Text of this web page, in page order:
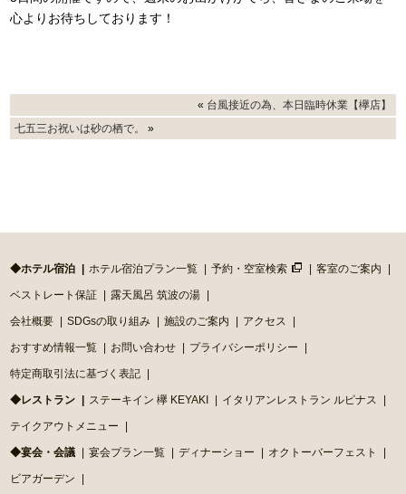
心よりお待ちしております！
« 台風接近の為、本日臨時休業【欅店】
七五三お祝いは砂の栖で。
»
◆ホテル宿泊 ホテル宿泊プラン一覧 予約・空室検索 客室のご案内
ベストレート保証 露天風呂 筑波の湯
会社概要 SDGsの取り組み 施設のご案内 アクセス
おすすめ情報一覧 お問い合わせ プライバシーポリシー
特定商取引法に基づく表記
◆レストラン ステーキイン 欅 KEYAKI イタリアンレストラン ルピナス
テイクアウトメニュー
◆宴会・会議 宴会プラン一覧 ディナーショー オクトーバーフェスト
ビアガーデン